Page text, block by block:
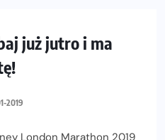
już jutro i ma
2019